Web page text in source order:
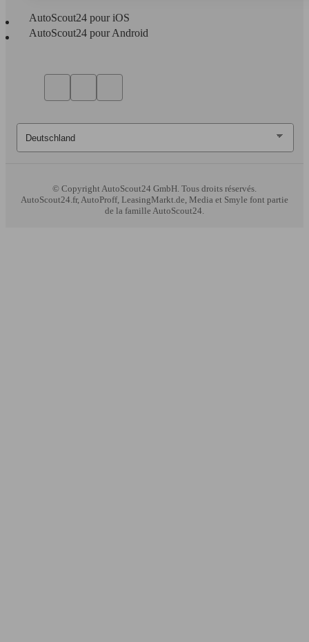
AutoScout24 pour iOS
AutoScout24 pour Android
© CopyrightAutoScout24 GmbH. Tous droits réservés.
AutoScout24.fr, AutoProff, LeasingMarkt.de, Media et Smyle font partie
de la famille AutoScout24.